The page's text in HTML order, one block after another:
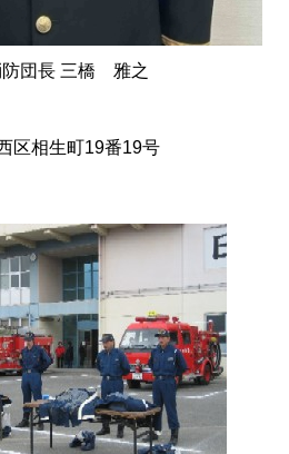
防団長 三橋 雅之
区相生町19番19号